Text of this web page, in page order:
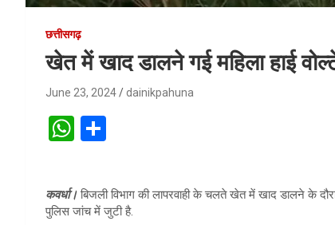
छत्तीसगढ़
खेत में खाद डालने गई महिला हाई
June 23, 2024 dainikpahuna
W
s
e
कवर्धा। बिजली विभाग की लापरवाही के चलते खेत में खाद डालने के
पुलिस जांच में जुटी है.